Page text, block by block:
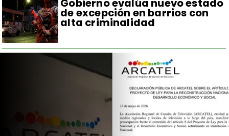
Gobierno evalúa nuevo estado
de excepción en barrios con
alta criminalidad